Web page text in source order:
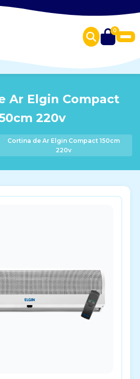
0
Ar Elgin Compact
220v
Cortina de Ar Elgin Compact 150cm
220v